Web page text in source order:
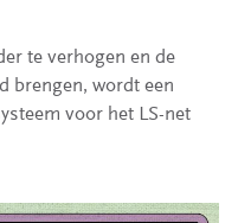
te verhogen en de
brengen, wordt een
voor het LS-net